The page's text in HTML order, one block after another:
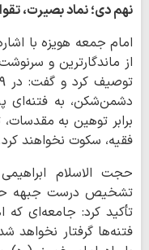
نهم دی؛ نماد بصیرت،
از ماندگارترین و
دشمن‌شکن، به فتنه‌ای
برابر توهین به
فقیه، سکوت نخواهند
حجت الاسلام
تشخیص درست جبهه حق
تأکید کرد: جامعه‌ای که
فتنه‌ها گرفتار نخواهد